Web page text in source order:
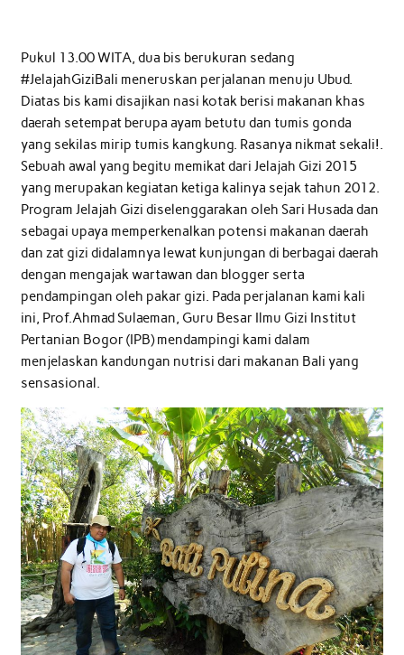
Pukul 13.00 WITA, dua bis berukuran sedang
#JelajahGiziBali meneruskan perjalanan menuju Ubud.
Diatas bis kami disajikan nasi kotak berisi makanan khas
daerah setempat berupa ayam betutu dan tumis gonda
yang sekilas mirip tumis kangkung. Rasanya nikmat sekali!.
Sebuah awal yang begitu memikat dari Jelajah Gizi 2015
yang merupakan kegiatan ketiga kalinya sejak tahun 2012.
Program Jelajah Gizi diselenggarakan oleh Sari Husada dan
sebagai upaya memperkenalkan potensi makanan daerah
dan zat gizi didalamnya lewat kunjungan di berbagai daerah
dengan mengajak wartawan dan blogger serta
pendampingan oleh pakar gizi. Pada perjalanan kami kali
ini, Prof.Ahmad Sulaeman, Guru Besar Ilmu Gizi Institut
Pertanian Bogor (IPB) mendampingi kami dalam
menjelaskan kandungan nutrisi dari makanan Bali yang
sensasional.